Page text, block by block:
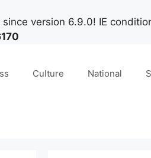
since version 6.9.0! IE
Culture National